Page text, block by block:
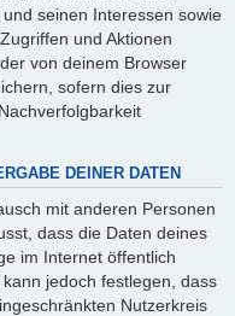
seinen Interessen sowie
und Aktionen
von deinem Browser
sofern dies zur
DEINER DATEN
mit anderen Personen
dass die Daten deines
im Internet öffentlich
jedoch festlegen, dass
Nutzerkreis